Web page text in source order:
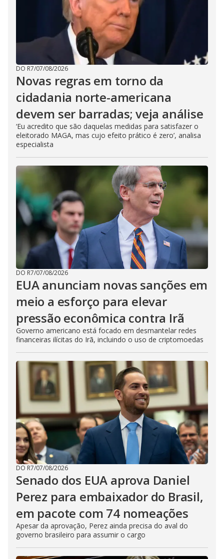
DO R7/07/08/2026
Novas regras em torno da
cidadania norte-americana
devem ser barradas; veja análise
‘Eu acredito que são daquelas medidas para satisfazer o
eleitorado MAGA, mas cujo efeito prático é zero’, analisa
especialista
DO R7/07/08/2026
EUA anunciam novas sanções em
meio a esforço para elevar
pressão econômica contra Irã
Governo americano está focado em desmantelar redes
financeiras ilícitas do Irã, incluindo o uso de criptomoedas
DO R7/07/08/2026
Senado dos EUA aprova Daniel
Perez para embaixador do Brasil,
em pacote com 74 nomeações
Apesar da aprovação, Perez ainda precisa do aval do
governo brasileiro para assumir o cargo